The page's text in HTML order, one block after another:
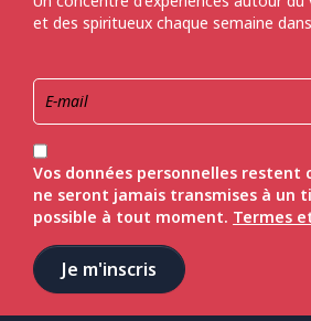
et des spiritueux chaque semaine
Vos données personnelles restent
ne seront jamais transmises à un
possible à tout moment. Termes